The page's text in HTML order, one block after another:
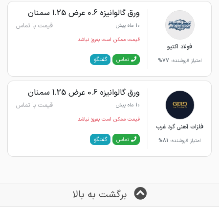
فولاد اکتیو
امتیاز فروشنده: 77%
ورق گالوانیزه 0.6 عرض 1.25 سمنان
10 ماه پیش قیمت با تماس
قیمت ممکن است به‌روز نباشد
تماس گفتگو
فلزات آهنی گرد غرب
امتیاز فروشنده: 81%
ورق گالوانیزه 0.6 عرض 1.25 سمنان
10 ماه پیش قیمت با تماس
قیمت ممکن است به‌روز نباشد
تماس گفتگو
برگشت به بالا